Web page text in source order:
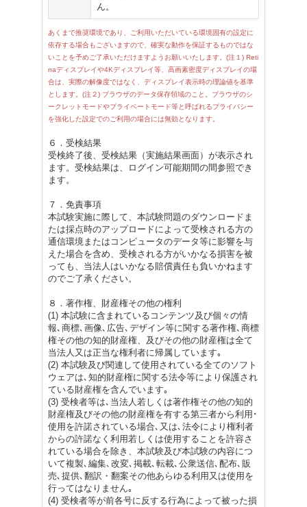
ん。
あくまで推奨環境であり、ご利用いただいている環境固有の設定に
依存する場合もございますので、確実な動作を保証するものではな
いことを予めご了承いただけますようお願いいたします。(注１) Reti
naディスプレイや4Kディスプレイ等、高画素密度ディスプレイの場
合は、実際の解像度ではなく、ディスプレイ表示時の理論値を基準
とします。(注２) ブラウザのデータ保存領域のこと。ブラウザのシ
ークレットモードやプライベートモード等と呼ばれるプライバシー
を強化した設定でのご利用の場合には無効となります。
６．受検結果
受検終了後、受検結果（実施結果画面）が表示され
ます。受検結果は、ログイン可能期間の間参照でき
ます。
７．免責事項
本試験実施に際して、本試験問題のダウンロードま
たは採点時のアップロードによって受検される方の
通信環境またはコンピュータのデータ等に影響を与
えた場合を含め、受検される方がいかなる損害を被
っても、当法人はいかなる賠償責任も負いかねます
のでご了承ください。
８．著作権、財産権その他の権利
(1) 本試験に含まれているコンテンツ及び個々の情
報､商標､画像､広告､デザイン等に関する著作権､商標
権その他の知的財産権、及びその他の財産権は全て
当法人又は正当な権利者に帰属しています｡
(2) 本試験及び関連して使用されている全てのソフト
ウェアは､知的財産権に関する法令等により保護され
ている財産権を含んでいます｡
(3) 受検者等は､当法人若しくは著作権その他の知的
財産権及びその他の財産権を有する第三者から利用･
使用を許諾されている場合､又は､法令により権利者
からの許諾なく利用若しくは使用することを許容さ
れている場合を除き、本試験及び本試験の内容につ
いて複製､編集､改変､掲載､転載､公衆送信､配布､販
売､提供､翻訳・翻案その他あらゆる利用又は使用を
行ってはなりません｡
(4) 受検者等が前各号に反する行為によって被った損